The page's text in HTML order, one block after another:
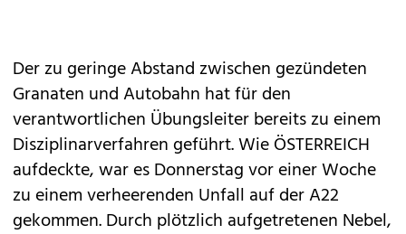
Der zu geringe Abstand zwischen gezündeten
Granaten und Autobahn hat für den
verantwortlichen Übungsleiter bereits zu einem
Disziplinarverfahren geführt. Wie ÖSTERREICH
aufdeckte, war es Donnerstag vor einer Woche
zu einem verheerenden Unfall auf der A22
gekommen. Durch plötzlich aufgetretenen Nebel,